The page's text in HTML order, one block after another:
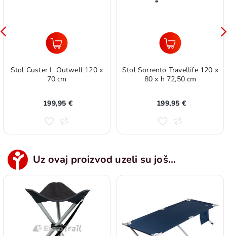
Stol Custer L Outwell 120 x
70 cm
199,95 €
Stol Sorrento Travellife 120 x
80 x h 72,50 cm
199,95 €
Uz ovaj proizvod uzeli su još...